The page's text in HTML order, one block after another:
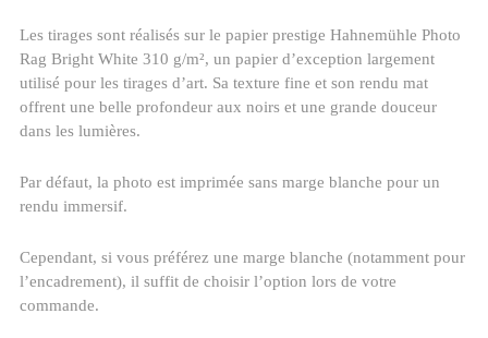
Les tirages sont réalisés sur le papier prestige Hahnemühle Photo
Rag Bright White 310 g/m², un papier d’exception largement
utilisé pour les tirages d’art. Sa texture fine et son rendu mat
offrent une belle profondeur aux noirs et une grande douceur
dans les lumières.
Par défaut, la photo est imprimée sans marge blanche pour un
rendu immersif.
Cependant, si vous préférez une marge blanche (notamment pour
l’encadrement), il suffit de choisir l’option lors de votre
commande.